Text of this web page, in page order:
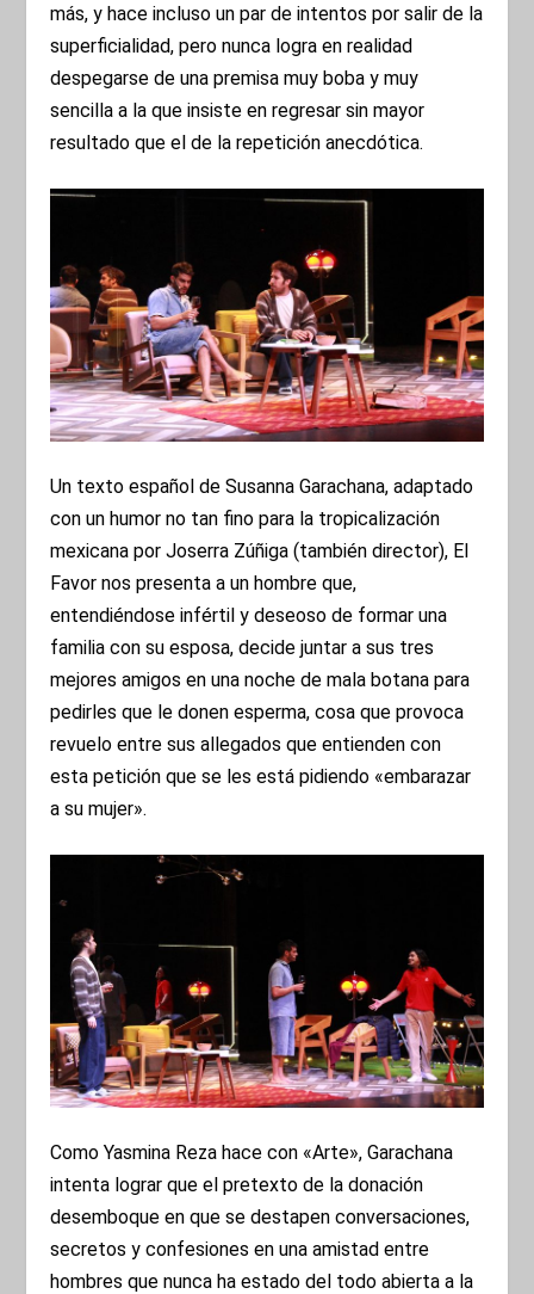
más, y hace incluso un par de intentos por salir de la
superficialidad, pero nunca logra en realidad
despegarse de una premisa muy boba y muy
sencilla a la que insiste en regresar sin mayor
resultado que el de la repetición anecdótica.
Un texto español de Susanna Garachana, adaptado
con un humor no tan fino para la tropicalización
mexicana por Joserra Zúñiga (también director), El
Favor nos presenta a un hombre que,
entendiéndose infértil y deseoso de formar una
familia con su esposa, decide juntar a sus tres
mejores amigos en una noche de mala botana para
pedirles que le donen esperma, cosa que provoca
revuelo entre sus allegados que entienden con
esta petición que se les está pidiendo «embarazar
a su mujer».
Como Yasmina Reza hace con «Arte», Garachana
intenta lograr que el pretexto de la donación
desemboque en que se destapen conversaciones,
secretos y confesiones en una amistad entre
hombres que nunca ha estado del todo abierta a la